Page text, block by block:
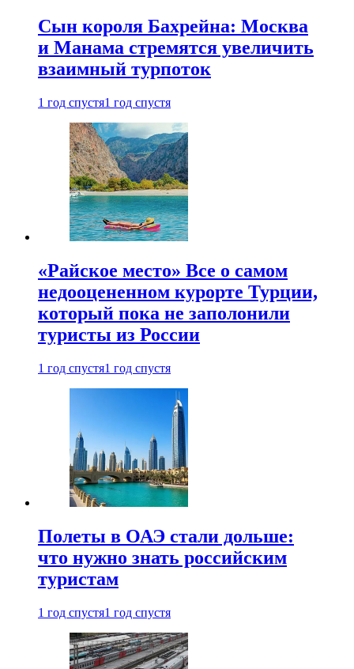
Сын короля Бахрейна: Москва
и Манама стремятся увеличить
взаимный турпоток
1 год спустя1 год спустя
«Райское место» Все о самом
недооцененном курорте Турции,
который пока не заполонили
туристы из России
1 год спустя1 год спустя
Полеты в ОАЭ стали дольше:
что нужно знать российским
туристам
1 год спустя1 год спустя